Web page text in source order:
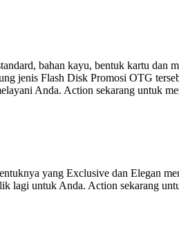
bahan kayu, bentuk kartu
jenis Flash Disk Promosi OTG
Anda. Action sekarang untuk
yang Exclusive dan Elegan
untuk Anda. Action sekarang